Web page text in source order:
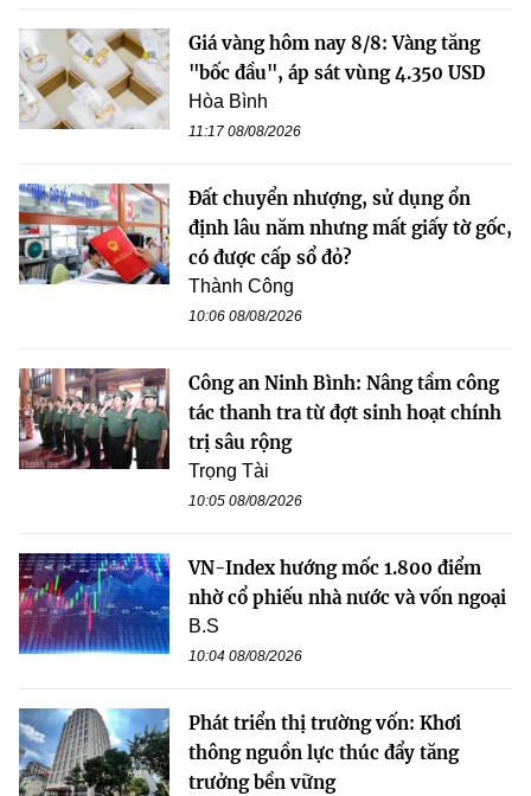
Giá vàng hôm nay 8/8: Vàng tăng
"bốc đầu", áp sát vùng 4.350 USD
Hòa Bình
11:17 08/08/2026
Đất chuyển nhượng, sử dụng ổn
định lâu năm nhưng mất giấy tờ gốc,
có được cấp sổ đỏ?
Thành Công
10:06 08/08/2026
Công an Ninh Bình: Nâng tầm công
tác thanh tra từ đợt sinh hoạt chính
trị sâu rộng
Trọng Tài
10:05 08/08/2026
VN-Index hướng mốc 1.800 điểm
nhờ cổ phiếu nhà nước và vốn ngoại
B.S
10:04 08/08/2026
Phát triển thị trường vốn: Khơi
thông nguồn lực thúc đẩy tăng
trưởng bền vững